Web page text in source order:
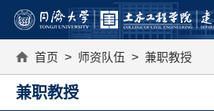
首页 > 师资队伍 > 兼职教授
兼职教授